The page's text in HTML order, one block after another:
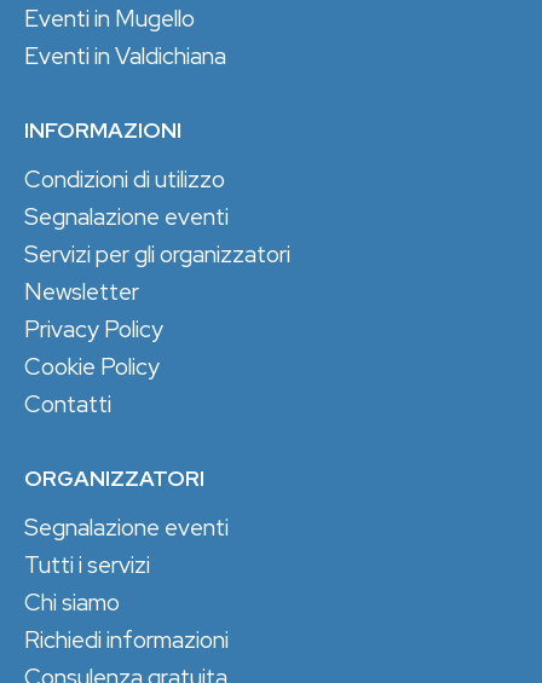
Eventi in Mugello
Eventi in Valdichiana
INFORMAZIONI
Condizioni di utilizzo
Segnalazione eventi
Servizi per gli organizzatori
Newsletter
Privacy Policy
Cookie Policy
Contatti
ORGANIZZATORI
Segnalazione eventi
Tutti i servizi
Chi siamo
Richiedi informazioni